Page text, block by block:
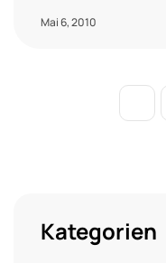
Mai 6, 2010
Kategorien